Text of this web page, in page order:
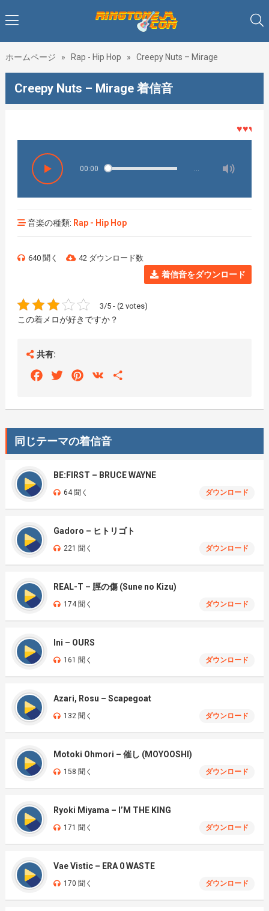
ホームページ » Rap - Hip Hop » Creepy Nuts – Mirage
Creepy Nuts – Mirage 着信音
♥♥♥着メ
00:00
音楽の種類: Rap - Hip Hop
640 聞く 42 ダウンロード数
着信音をダウンロード
3/5 - (2 votes)
この着メロが好きですか？
共有:
FacebookTwitterPinterest
VK
同じテーマの着信音
BE:FIRST – BRUCE WAYNE
64 聞く ダウンロード
Gadoro – ヒトリゴト
221 聞く ダウンロード
REAL-T – 脛の傷 (Sune no Kizu)
174 聞く ダウンロード
Ini – OURS
161 聞く ダウンロード
Azari, Rosu – Scapegoat
132 聞く ダウンロード
Motoki Ohmori – 催し (MOYOOSHI)
158 聞く ダウンロード
Ryoki Miyama – I’M THE KING
171 聞く ダウンロード
Vae Vistic – ERA 0 WASTE
170 聞く ダウンロード